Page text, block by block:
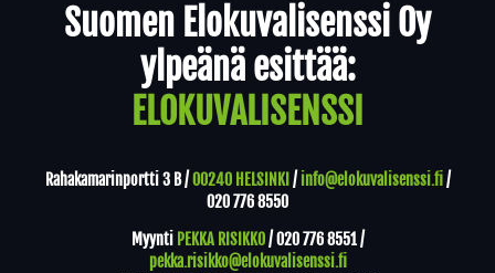
Suomen Elokuvalisenssi Oy
ylpeänä esittää:
ELOKUVALISENSSI
Rahakamarinportti 3 B /00240 HELSINKI / info@elokuvalisenssi.fi/
020 776 8550
Myynti PEKKA RISIKKO/020 776 8551/
pekka.risikko@elokuvalisenssi.fi